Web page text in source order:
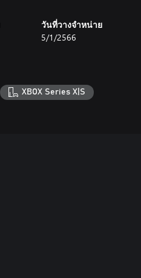
วันที่วางจำหน่าย
5/1/2566
XBOX Series X|S